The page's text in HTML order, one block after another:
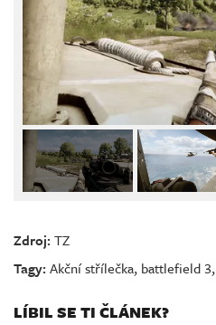
Zdroj:TZ
Tagy:Akční střílečka, battlefield 3,
LÍBIL SE TI ČLÁNEK?